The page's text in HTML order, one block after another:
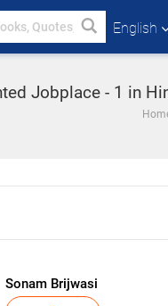
English
Jobplace - 1 in
Sonam Brijwasi